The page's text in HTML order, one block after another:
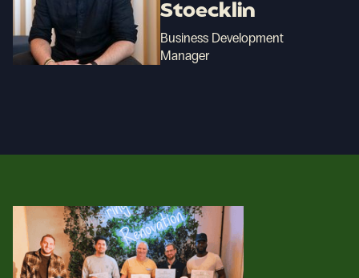
Stoecklin
Business Development
Manager